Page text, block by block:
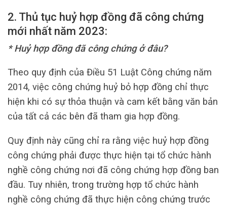
2. Thủ tục huỷ hợp đồng đã công chứng
mới nhất năm 2023:
* Huỷ hợp đồng đã công chứng ở đâu?
Theo quy định của Điều 51 Luật Công chứng năm
2014, việc công chứng huỷ bỏ hợp đồng chỉ thực
hiện khi có sự thỏa thuận và cam kết bằng văn bản
của tất cả các bên đã tham gia hợp đồng.
Quy định này cũng chỉ ra rằng việc huỷ hợp đồng
công chứng phải được thực hiện tại tổ chức hành
nghề công chứng nơi đã công chứng hợp đồng ban
đầu. Tuy nhiên, trong trường hợp tổ chức hành
nghề công chứng đã thực hiện công chứng trước